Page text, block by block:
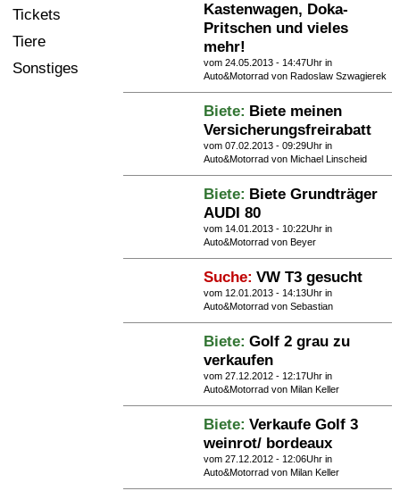
Tickets
Tiere
Sonstiges
Kastenwagen, Doka-
Pritschen und vieles
mehr!
vom 24.05.2013 - 14:47Uhr in
Auto&Motorrad von Radoslaw Szwagierek
Biete: Biete meinen
Versicherungsfreirabatt
vom 07.02.2013 - 09:29Uhr in
Auto&Motorrad von Michael Linscheid
Biete: Biete Grundträger
AUDI 80
vom 14.01.2013 - 10:22Uhr in
Auto&Motorrad von Beyer
Suche: VW T3 gesucht
vom 12.01.2013 - 14:13Uhr in
Auto&Motorrad von Sebastian
Biete: Golf 2 grau zu
verkaufen
vom 27.12.2012 - 12:17Uhr in
Auto&Motorrad von Milan Keller
Biete: Verkaufe Golf 3
weinrot/ bordeaux
vom 27.12.2012 - 12:06Uhr in
Auto&Motorrad von Milan Keller